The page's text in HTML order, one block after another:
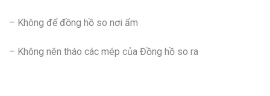
– Không để đồng hồ so nơi ẩm
– Không nên tháo các mép của Đồng hồ so ra